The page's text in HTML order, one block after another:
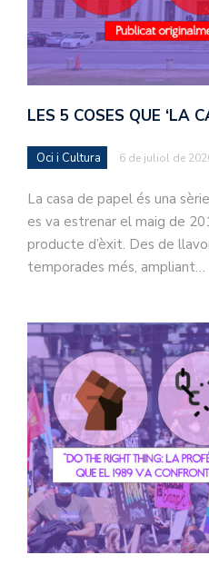
LES 5 COSES QUE ‘LA
Oci i Cultura 6 de juliol de
La casa de papel és una
es va estrenar el maig de
producte d’èxit. Des de
temporades més, ampliant…